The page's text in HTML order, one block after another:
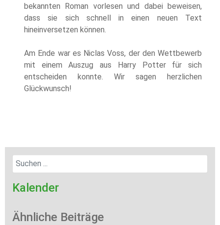
bekannten Roman vorlesen und dabei beweisen,
dass sie sich schnell in einen neuen Text
hineinversetzen können.
Am Ende war es Niclas Voss, der den Wettbewerb
mit einem Auszug aus Harry Potter für sich
entscheiden konnte. Wir sagen herzlichen
Glückwunsch!
Kalender
Ähnliche Beiträge